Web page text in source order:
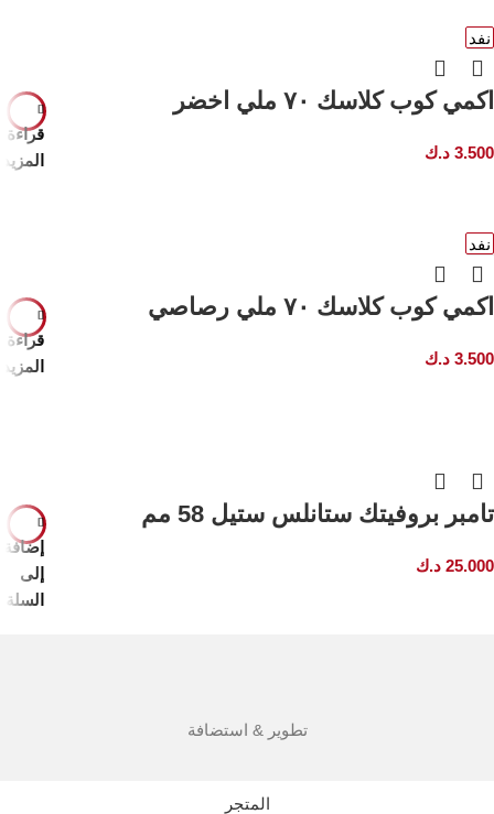
نفد
قراءة
المزيد
اكمي كوب كلاسك ٧٠ ملي اخضر
3.500 د.ك
نفد
قراءة
المزيد
اكمي كوب كلاسك ٧٠ ملي رصاصي
3.500 د.ك
إضافة
إلى
السلة
تامبر بروفيتك ستانلس ستيل 58 مم
25.000 د.ك
تطوير & استضافة
المتجر